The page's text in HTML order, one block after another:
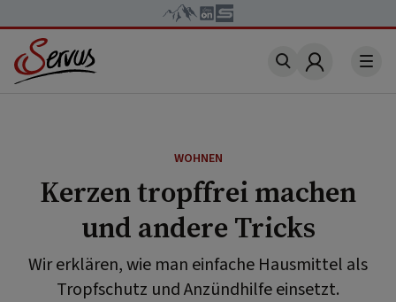
Account
WOHNEN
Kerzen tropffrei machen
und andere Tricks
Wir erklären, wie man einfache Hausmittel als
Tropfschutz und Anzündhilfe einsetzt.